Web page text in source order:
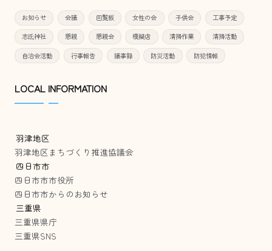
お知らせ 会議 回覧板 女性の会 子供会 工事予定
志氐神社 懇親 懇親会 模擬店 清掃作業 清掃活動
自治会活動 行事報告 議事録 防災活動 防犯情報
LOCAL INFORMATION
羽津地区
羽津地区まちづくり推進協議会
四日市市
四日市市市役所
四日市市からのお知らせ
三重県
三重県県庁
三重県SNS